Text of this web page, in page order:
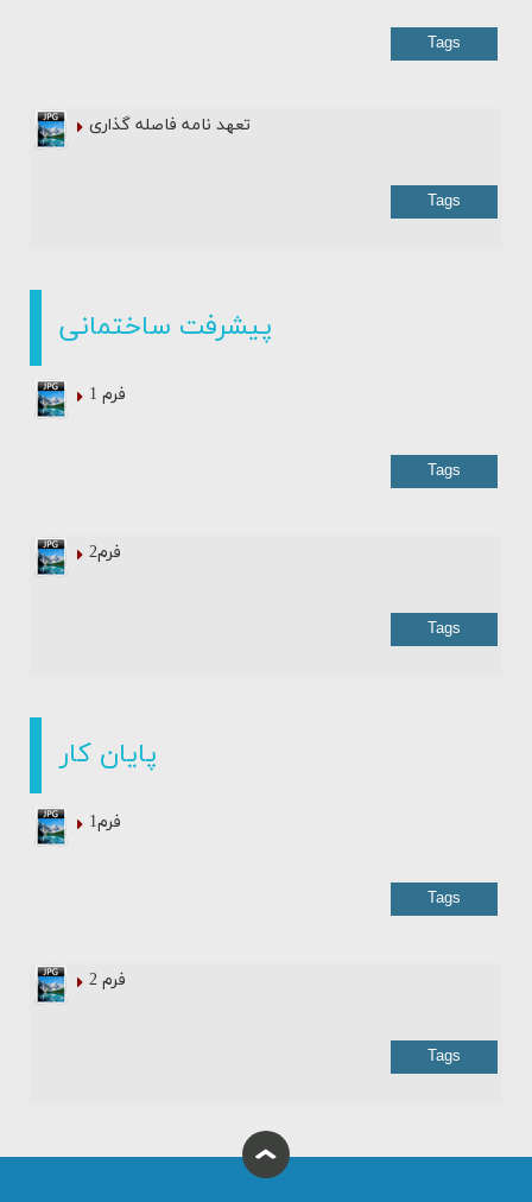
Tags
تعهد نامه فاصله گذاری
Tags
پیشرفت ساختمانی
فرم 1
Tags
فرم2
Tags
پایان کار
فرم1
Tags
فرم 2
Tags